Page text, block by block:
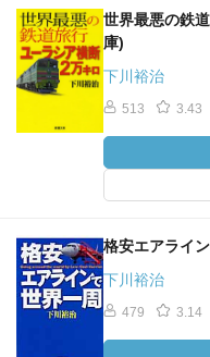
世界最悪の鉄
庫)
下川裕治
513 3.43
格安エアライ
下川裕治
479 3.14